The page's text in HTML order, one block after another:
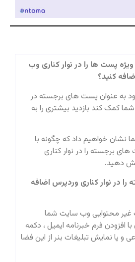
پست ها را در نوار کناری وب
کنید؟
به عنوان پست های برجسته در
شما کمک کند بازدید بیشتری را به
نشان خواهیم داد که چگونه با
برجسته را در نوار کناری
دهید.
در نوار کناری وردپرس اضافه
غیر محتوایی وب سایت شما
افزودن فرم خبرنامه ایمیل ، دکمه
و یا نمایش تبلیغات بنر از این فضا